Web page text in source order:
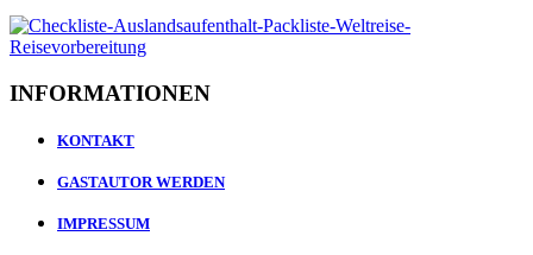
INFORMATIONEN
KONTAKT
GASTAUTOR WERDEN
IMPRESSUM